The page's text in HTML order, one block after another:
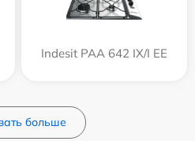
Indesit PAA 642 IX/I EE
больше